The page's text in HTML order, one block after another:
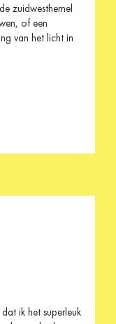
zuidwesthemel
of een
van het licht in
ik het superleuk